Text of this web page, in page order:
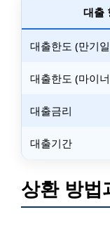
대출
대출한도 (만기
대출한도 (마이
대출금리
대출기간
상환 방법